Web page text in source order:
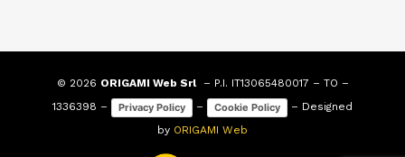
© 2026 ORIGAMI Web Srl– P.I. IT13065480017 – TO –
1336398 –
Privacy Policy – Cookie Policy
– Designed
by ORIGAMI Web